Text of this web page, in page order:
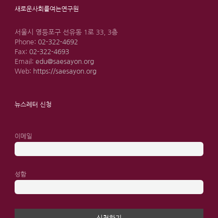
새로운사회를여는연구원
서울시 영등포구 선유동 1로 33, 3층
Phone: 02-322-4692
Fax: 02-322-4693
Email: edu@saesayon.org
Web: https://saesayon.org
뉴스레터 신청
이메일
성함